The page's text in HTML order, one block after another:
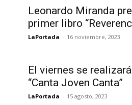
Leonardo Miranda
primer libro
LaPortada - 16 noviembre, 2023
El viernes se
“Canta Joven Canta”
LaPortada - 15 agosto, 2023